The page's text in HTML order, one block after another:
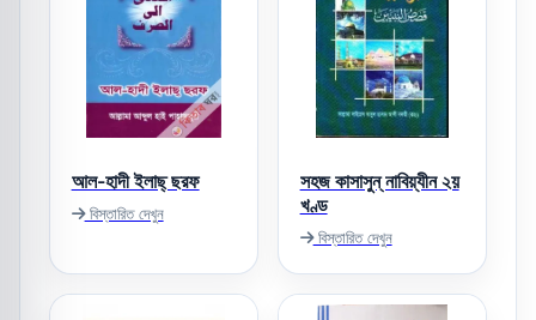
আল-হাদী ইলাছ্‌ ছরফ
বিস্তারিত দেখুন
সহজ কাসাসুন্‌ নাবিয়্যীন ২য়
খণ্ড
বিস্তারিত দেখুন